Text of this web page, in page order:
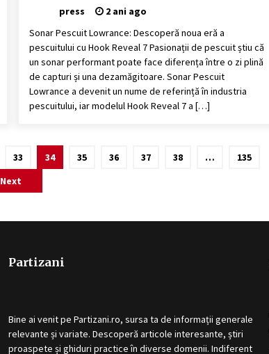
press
2 ani ago
Sonar Pescuit Lowrance: Descoperă noua eră a
pescuitului cu Hook Reveal 7 Pasionații de pescuit știu că
un sonar performant poate face diferența între o zi plină
de capturi și una dezamăgitoare. Sonar Pescuit
Lowrance a devenit un nume de referință în industria
pescuitului, iar modelul Hook Reveal 7 a […]
33 34 35 36 37 38 …
135
Next
Partizani
Bine ai venit pe Partizani.ro, sursa ta de informații generale
relevante și variate. Descoperă articole interesante, știri
proaspete și ghiduri practice în diverse domenii. Indiferent